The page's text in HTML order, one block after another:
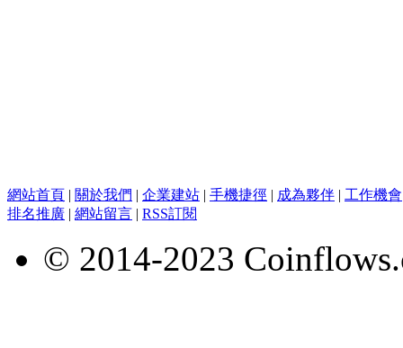
網站首頁 | 關於我們 | 企業建站 | 手機捷徑 | 成為夥伴 | 工作機會
排名推廣 | 網站留言 | RSS訂閱
© 2014-2023